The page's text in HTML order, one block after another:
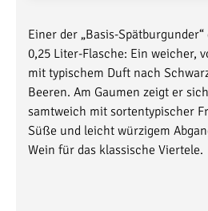
Einer der „Basis-
0,25 Liter-Flasche: Ein weicher,
mit typischem Duft nach
Beeren. Am Gaumen zeigt er
samtweich mit sortentypischer
Süße und leicht würzigem
Wein für das klassische Viertele.